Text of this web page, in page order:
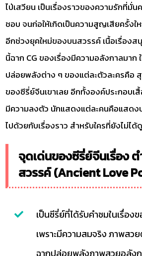
ไป่เสวียน เป็นเรื่องราวของความรักที่มั่
ชอบ จนก่อให้เกิดเป็นความสูญเสียครั้ง
อีกช่วงยุคใหม่ของบนสวรรค์ เนื้อเรื่องส
นี้ฉาก CG ของเรื่องมีความอลังกาลมาก
ปล่อยพลังต่าง ๆ ของแต่ละตัวละครคือ
ของซีรี่ย์จีนเขาเลย อีกทั้งองค์ประกอบเ
มีความลงตัว นักแสดงแต่ละคนคือแสดง
ไปด้วยกับเรื่องราว สำหรับใครที่ยังไม่ไ
จุดเด่นของซีรี่ย์จีนเรื่อง
สวรรค์ (Ancient Love
เป็นซีรี่ย์ที่ได้รับคำชมในเรื่อง
เพราะมีความสมจริง ภาพสว